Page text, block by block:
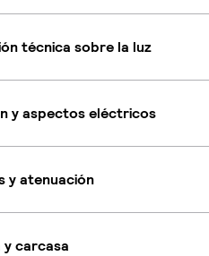
técnica sobre la luz
y aspectos eléctricos
y atenuación
y carcasa